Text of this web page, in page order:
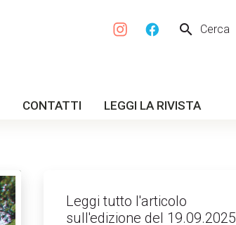
search Cerca
CONTATTI LEGGI LA RIVISTA
Leggi tutto l'articolo
sull'edizione del 19.09.2025